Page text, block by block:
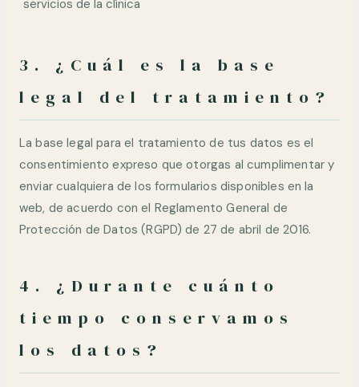
servicios de la clínica
3. ¿Cuál es la base
legal del tratamiento?
La base legal para el tratamiento de tus datos es el
consentimiento expreso que otorgas al cumplimentar y
enviar cualquiera de los formularios disponibles en la
web, de acuerdo con el Reglamento General de
Protección de Datos (RGPD) de 27 de abril de 2016.
4. ¿Durante cuánto
tiempo conservamos
los datos?